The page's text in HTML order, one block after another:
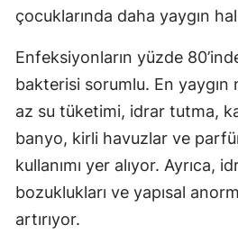
çocuklarında daha yaygın
Enfeksiyonların yüzde
bakterisi sorumlu. En yaygın
az su tüketimi, idrar tutma,
banyo, kirli havuzlar ve
kullanımı yer alıyor. Ayrıca,
bozuklukları ve yapısal
artırıyor.